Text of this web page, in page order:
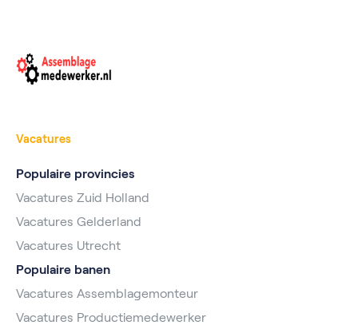
Vacatures
Populaire provincies
Vacatures Zuid Holland
Vacatures Gelderland
Vacatures Utrecht
Populaire banen
Vacatures Assemblagemonteur
Vacatures Productiemedewerker